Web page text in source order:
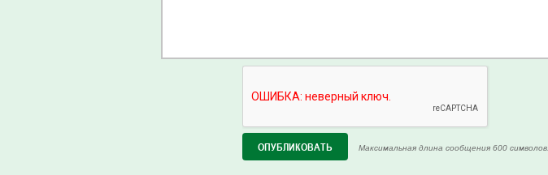
Максимальная длина сообщения 600 символов.